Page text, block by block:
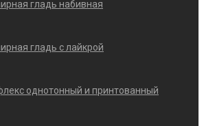
гладь набивная
гладь с лайкрой
однотонный и принтованный